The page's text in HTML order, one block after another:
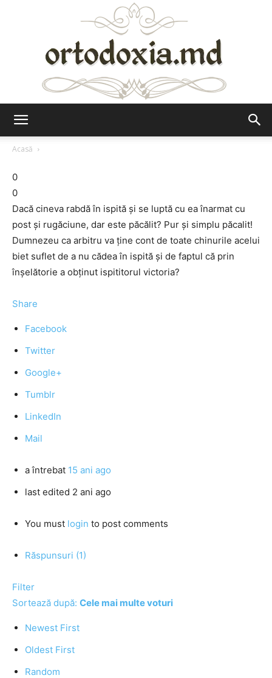
Acasă
0
0
Dacă cineva rabdă în ispită şi se luptă cu ea înarmat cu
post şi rugăciune, dar este păcălit? Pur şi simplu păcalit!
Dumnezeu ca arbitru va ţine cont de toate chinurile acelui
biet suflet de a nu cădea în ispită şi de faptul că prin
înşelătorie a obţinut ispititorul victoria?
Share
Facebook
Twitter
Google+
Tumblr
LinkedIn
Mail
a întrebat 15 ani ago
last edited 2 ani ago
You must login to post comments
Răspunsuri (1)
Filter
Sortează după: Cele mai multe voturi
Newest First
Oldest First
Random